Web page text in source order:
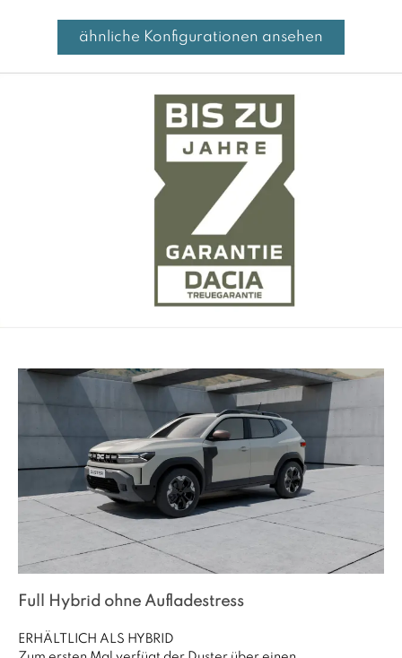
ähnliche Konfigurationen ansehen
Full Hybrid ohne Aufladestress
ERHÄLTLICH ALS HYBRID